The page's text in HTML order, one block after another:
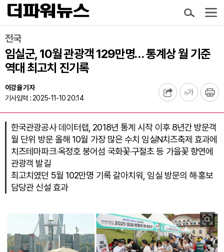
전국
임실군, 10월 관광객 129만명… 통계상 월 기준
역대 최고치 진기록
이강율 기자
기사입력 : 2025-11-10 20:14
한국관광공사 데이터랩, 2018년 통계 시작 이후 8년간 방문객
월 단위 방문 올해 10월 가장 많은 수치 임실N치즈축제 효과에
치즈테마파크‧옥정호 붕어섬 국화꽃‧구절초 등 가을꽃 향연에
관광객 발길
최고치였던 5월 102만명 기록 갈아치워, 임실 방문의 해‧홍보
담당관 신설 효과